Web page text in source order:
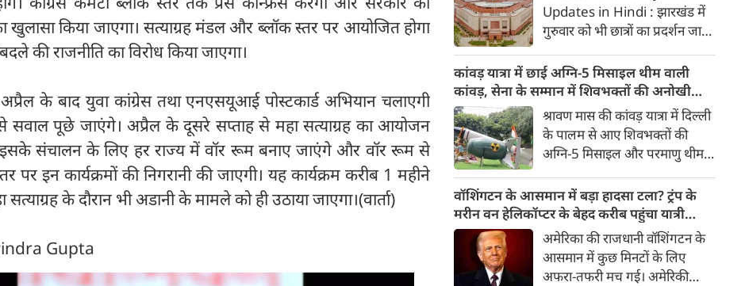
का खुलासा किया जाएगा। सत्याग्रह मंडल और ब्लॉक स्तर पर आयोजित होगा
की राजनीति का विरोध किया जाएगा।
के बाद युवा कांग्रेस तथा एनएसयूआई पोस्टकार्ड अभियान चलाएगी
से सवाल पूछे जाएंगे। अप्रैल के दूसरे सप्ताह से महा सत्याग्रह का आयोजन
संचालन के लिए हर राज्य में वॉर रूम बनाए जाएंगे और वॉर रूम से
पर इन कार्यक्रमों की निगरानी की जाएगी। यह कार्यक्रम करीब 1 महीने
के दौरान भी अडानी के मामले को ही उठाया जाएगा।(वार्ता)
Gupta
Updates in Hindi : झारखंड में
गुरुवार को भी छात्रों का प्रदर्शन जारी
लिए झारखंड CM हेमंत सोरेन ने 4
मंत्रियों की कमिटी बनाई। संसद और
झारखंड विधानसभा में जमकर
हंगामा। पल पल की जानकारी...
कांवड़ यात्रा में छाई अग्नि-5 मिसाइल थीम वाली
कांवड़, सेना के सम्मान में शिवभक्तों की अनोखी
प्रस्तुति बनी आकर्षण का केंद्रश्रावण मास की कांवड़ यात्रा में दिल्ली
के पालम से आए शिवभक्तों की
अग्नि-5 मिसाइल और परमाणु थीम
विषय बनी। 25-30 शिवभक्तों की
टोली ने इसे भारतीय सेना और वीर
जवानों के सम्मान में तैयार किया।
वॉशिंगटन के आसमान में बड़ा हादसा टला? ट्रंप के
मरीन वन हेलिकॉप्टर के बेहद करीब पहुंचा यात्री
विमान, जांच शुरू अमेरिका की राजधानी वॉशिंगटन के
आसमान में कुछ मिनटों के लिए
अफरा-तफरी मच गई। अमेरिकी